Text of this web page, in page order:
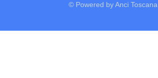
© Powered by Anci Toscana